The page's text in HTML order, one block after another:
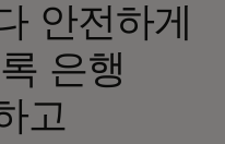
안전하게
은행
고